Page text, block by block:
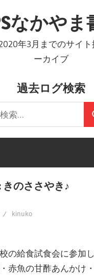
なかやま
年3月までのサイ
ーカイブ
過去ログ検索
きのささやき♪
kinuko
の給食試食会に参加
赤魚の甘酢あんかけ